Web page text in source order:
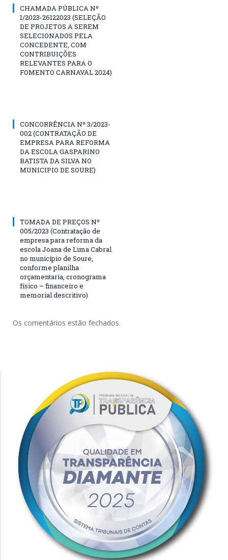
CHAMADA PÚBLICA Nº
1/2023-26122023 (SELEÇÃO
DE PROJETOS A SEREM
SELECIONADOS PELA
CONCEDENTE, COM
CONTRIBUIÇÕES
RELEVANTES PARA O
FOMENTO CARNAVAL 2024)
CONCORRÊNCIA Nº 3/2023-
002 (CONTRATAÇÃO DE
EMPRESA PARA REFORMA
DA ESCOLA GASPARINO
BATISTA DA SILVA NO
MUNICIPIO DE SOURE)
TOMADA DE PREÇOS Nº
005/2023 (Contratação de
empresa para reforma da
escola Joana de Lima Cabral
no município de Soure,
conforme planilha
orçamentaria, cronograma
físico – financeiro e
memorial descritivo)
Os comentários estão fechados.